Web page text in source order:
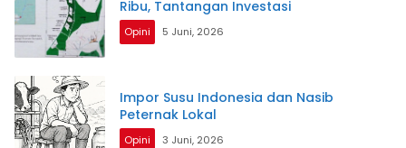
Ribu, Tantangan Investasi
Opini 5 Juni, 2026
Impor Susu Indonesia dan Nasib
Peternak Lokal
Opini 3 Juni, 2026